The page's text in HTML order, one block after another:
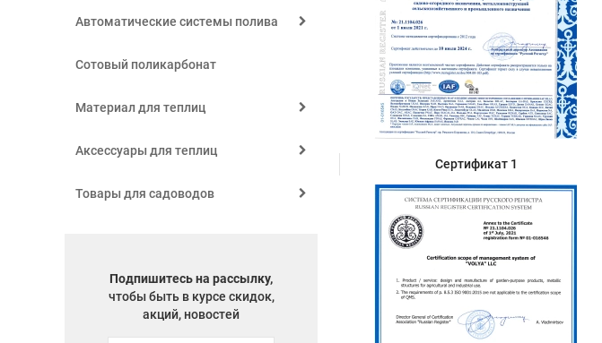
Автоматические системы полива
Сотовый поликарбонат
Материал для теплиц
Аксессуары для теплиц
Товары для садоводов
Подпишитесь на рассылку,
чтобы быть в курсе скидок,
акций, новостей
Сертификат 1